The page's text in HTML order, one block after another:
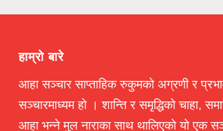
हाम्रो बारे
आहा सञ्चार साप्ताहिक रुकुमको अग्रणी र
सञ्चारमाध्यम हो । शान्ति र समृद्धिको चाहा,
आहा भन्ने मुल नाराका साथ थालिएको यो एक